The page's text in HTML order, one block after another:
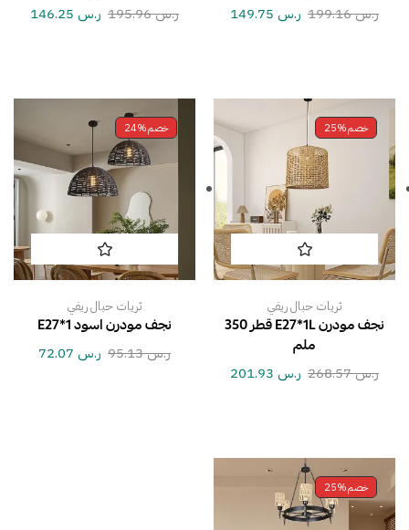
ر.س199.16 ر.س ر.س195.96 ر.س
خصم25%
ثريات حبال ريفي
نجف مودرن E27*1L قطر 350
ملم
ر.س268.57 ر.س
خصم24%
ثريات حبال ريفي
نجف مودرن اسود E27*1
ر.س95.13 ر.س
خصم25%